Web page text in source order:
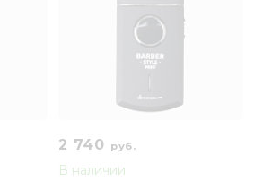
2 740 руб.
В наличии